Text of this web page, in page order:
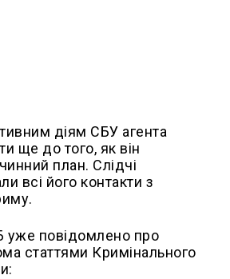
діям СБУ агента
ще до того, як він
план. Слідчі
всі його контакти з
уже повідомлено про
статтями Кримінального